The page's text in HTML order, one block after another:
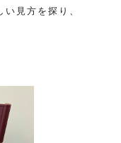
見方を探り、